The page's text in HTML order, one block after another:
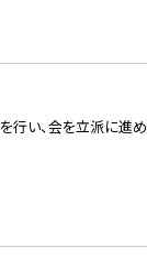
行い、会を立派に進め